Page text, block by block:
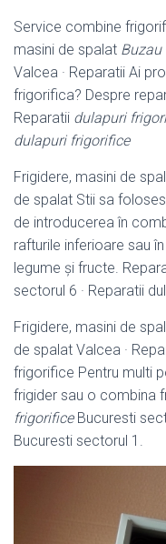
Service combine
masini de spalat Buzau
Valcea · Reparatii Ai
frigorifica? Despre
Reparatii dulapuri
dulapuri frigorifice
Frigidere, masini de
de spalat Stii sa
de introducerea în
rafturile inferioare sau
legume și fructe.
sectorul 6 · Reparatii
Frigidere, masini de
de spalat Valcea ·
frigorifice Pentru multi
frigider sau o combina
frigorificeBucuresti
Bucuresti sectorul 1.